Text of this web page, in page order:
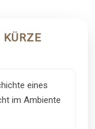
eines
im Ambiente